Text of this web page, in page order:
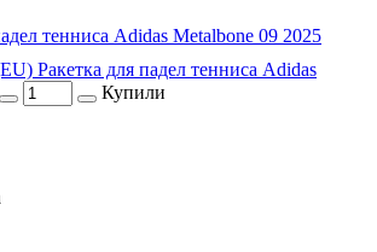
тенниса Adidas Metalbone 09 2025
Ракетка для падел тенниса Adidas
Купили